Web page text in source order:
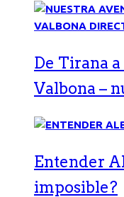
De Tirana
Valbona –
Entender
imposible?